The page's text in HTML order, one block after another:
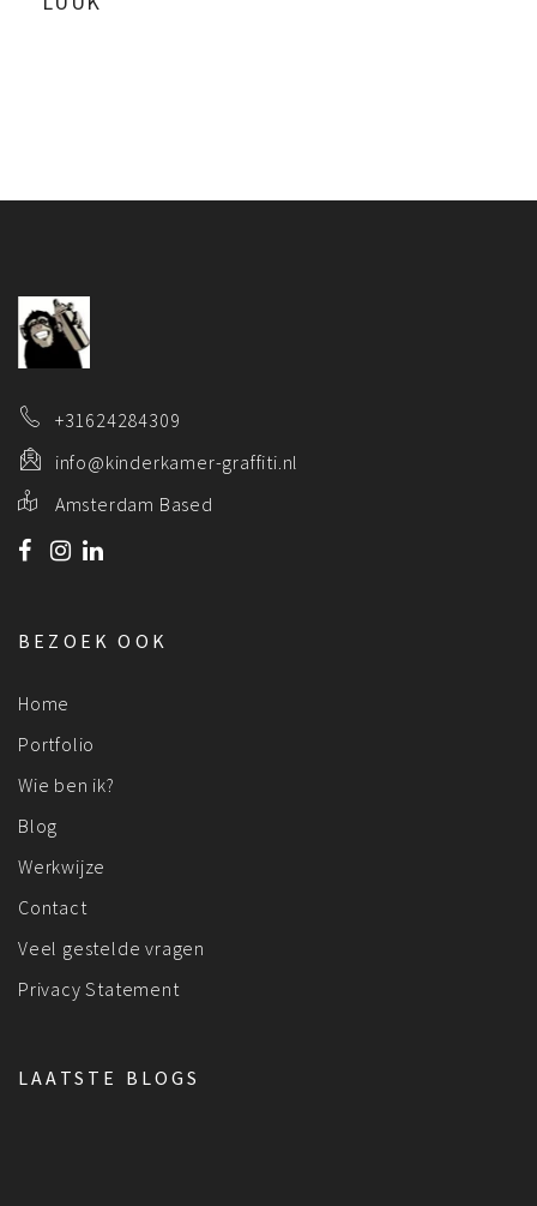
+31624284309
info@kinderkamer-graffiti.nl
Amsterdam Based
BEZOEK OOK
Home
Portfolio
Wie ben ik?
Blog
Werkwijze
Contact
Veel gestelde vragen
Privacy Statement
LAATSTE BLOGS